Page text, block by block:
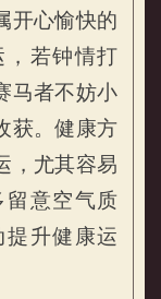
开心愉快的
，若钟情打
马者不妨小
获。健康方
，尤其容易
留意空气质
升健康运